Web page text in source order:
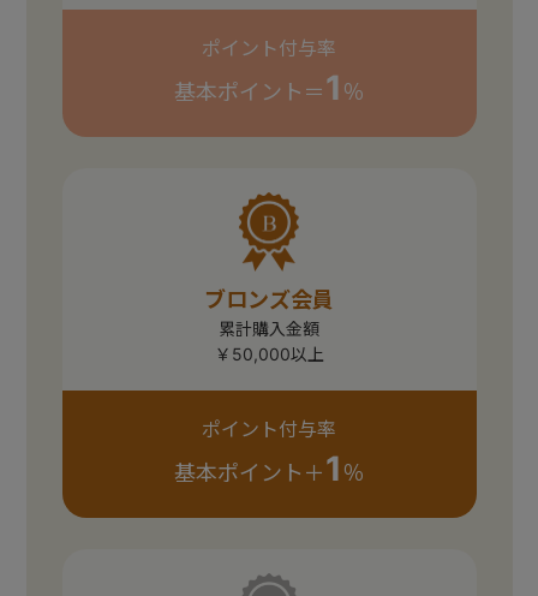
ポイント付与率
基本ポイント＝1 ％
ブロンズ会員
累計購入金額
￥50,000以上
ポイント付与率
基本ポイント＋1 ％